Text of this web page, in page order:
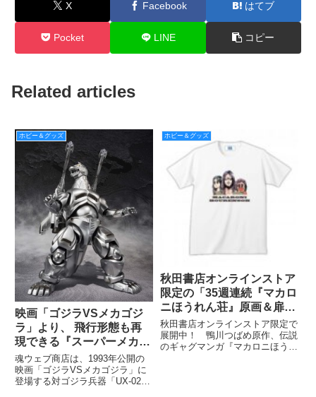
X Facebook はてブ
Pocket LINE コピー
Related articles
ホビー＆グッズ
映画「ゴジラVSメカゴジ
ラ」より、 飛行形態も再
現できる『スーパーメカゴ
ジラ』を立体化！
魂ウェブ商店は、1993年公開の
映画「ゴジラVSメカゴジラ」に
登場する対ゴジラ兵器「UX-02-
ホビー＆グッズ
秋田書店オンラインストア
限定の「35週連続『マカロ
ニほうれん荘』原画＆扉絵
Tシャツ企画」より第12弾
を紹介！
秋田書店オンラインストア限定で
展開中！ 鴨川つばめ原作、伝説
のギャグマンガ『マカロニほうれ